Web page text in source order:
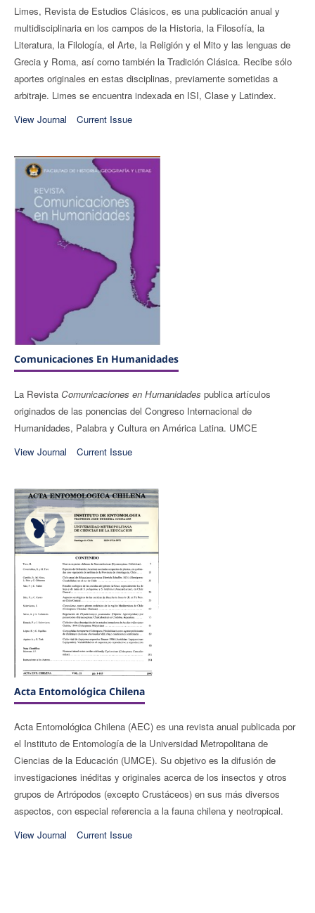
Limes, Revista de Estudios Clásicos, es una publicación anual y
multidisciplinaria en los campos de la Historia, la Filosofía, la
Literatura, la Filología, el Arte, la Religión y el Mito y las lenguas de
Grecia y Roma, así como también la Tradición Clásica. Recibe sólo
aportes originales en estas disciplinas, previamente sometidas a
arbitraje. Limes se encuentra indexada en ISI, Clase y Latindex.
View Journal
Current Issue
Comunicaciones En Humanidades
La Revista Comunicaciones en Humanidades publica artículos
originados de las ponencias del Congreso Internacional de
Humanidades, Palabra y Cultura en América Latina. UMCE
View Journal
Current Issue
Acta Entomológica Chilena
Acta Entomológica Chilena (AEC) es una revista anual publicada por
el Instituto de Entomología de la Universidad Metropolitana de
Ciencias de la Educación (UMCE). Su objetivo es la difusión de
investigaciones inéditas y originales acerca de los insectos y otros
grupos de Artrópodos (excepto Crustáceos) en sus más diversos
aspectos, con especial referencia a la fauna chilena y neotropical.
View Journal
Current Issue